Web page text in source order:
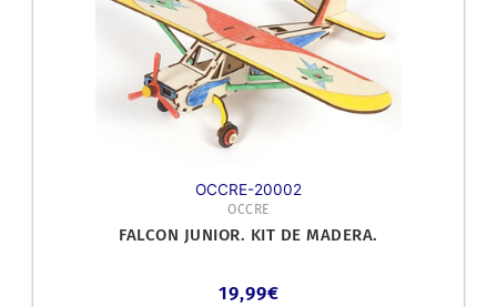
OCCRE-20002
OCCRE
FALCON JUNIOR. KIT DE MADERA.
19,99€